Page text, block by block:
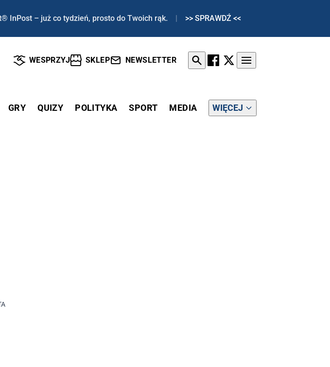
InPost – już co tydzień, prosto do Twoich rąk. | >> SPRAWDŹ <<
WESPRZYJ SKLEP NEWSLETTER
GRY QUIZY POLITYKA SPORT MEDIA WIĘCEJ